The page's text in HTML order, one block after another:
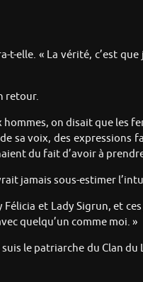
elle. « La vérité, c’est
retour.
on disait que les
sa voix, des
du fait d’avoir à
jamais sous-estimer
et Lady Sigrun, et
quelqu’un comme moi. »
le patriarche du Clan